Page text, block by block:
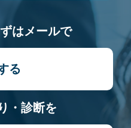
はメールで
る
・診断を